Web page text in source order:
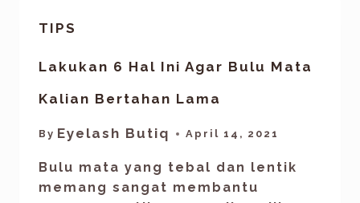
TIPS
Lakukan 6 Hal Ini Agar Bulu Mata
Kalian Bertahan Lama
By Eyelash Butiq April 14, 2021
Bulu mata yang tebal dan lentik
memang sangat membantu